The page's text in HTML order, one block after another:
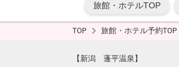
旅館・ホテルTOP
TOP 旅館・ホテル予約TOP
【新潟 蓬平温泉】